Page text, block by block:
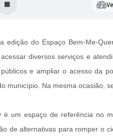
edição do Espaço Bem-Me-
diversos serviços e
e ampliar o acesso da
município. Na mesma ocasião,
é um espaço de referência no
de alternativas para romper o